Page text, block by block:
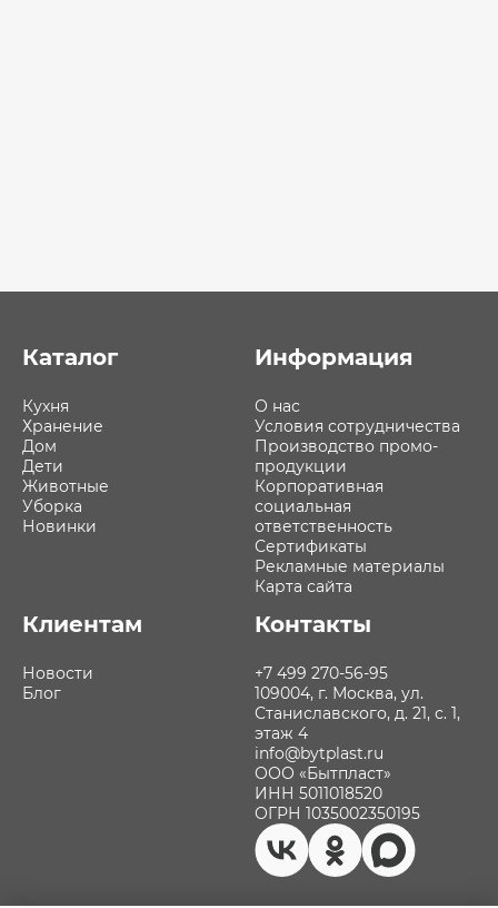
Каталог
Кухня
Хранение
Дом
Дети
Животные
Уборка
Новинки
Информация
О нас
Условия сотрудничества
Производство промо-
продукции
Корпоративная
социальная
ответственность
Сертификаты
Рекламные материалы
Карта сайта
Клиентам
Новости
Блог
Контакты
+7 499 270-56-95
109004, г. Москва, ул.
Станиславского, д. 21, с. 1,
этаж 4
info@bytplast.ru
ООО «Бытпласт»
ИНН 5011018520
ОГРН 1035002350195